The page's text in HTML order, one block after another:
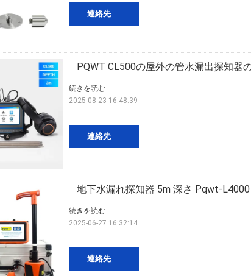
連絡先
PQWT CL500の屋外の管水漏出探知器
連絡先
続きを読む
2025-08-23 16:48:39
地下水漏れ探知器 5m 深さ Pqwt-
連絡先
続きを読む
2025-06-27 16:32:14